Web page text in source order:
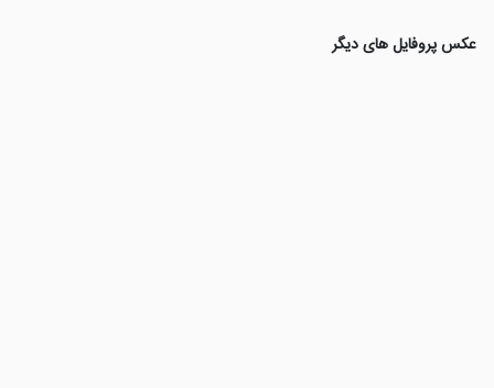
عکس پروفایل های دیگر